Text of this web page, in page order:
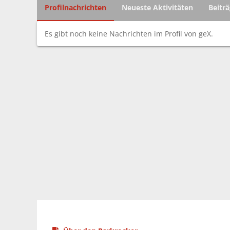
Profilnachrichten Neueste Aktivitäten
Es gibt noch keine Nachrichten im Profil von geX.